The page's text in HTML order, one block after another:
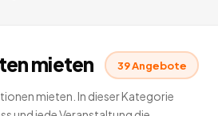
mieten 39Angebote
mieten. In dieser Kategorie